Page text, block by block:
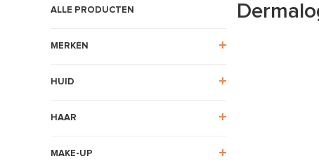
ALLE PRODUCTEN
MERKEN
HUID
HAAR
MAKE-UP